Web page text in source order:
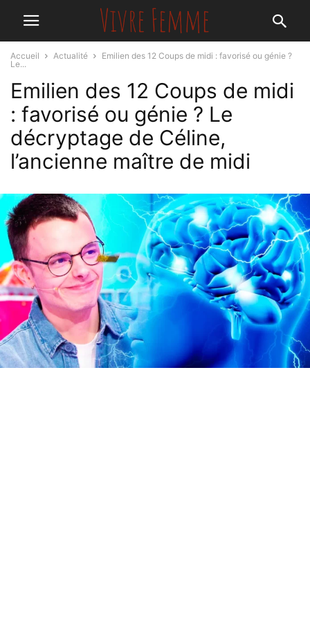
Accueil Actualité
Emilien des 12 Coups de midi : favorisé ou génie ?
Le...
Emilien des 12 Coups de midi
: favorisé ou génie ? Le
décryptage de Céline,
l’ancienne maître de midi